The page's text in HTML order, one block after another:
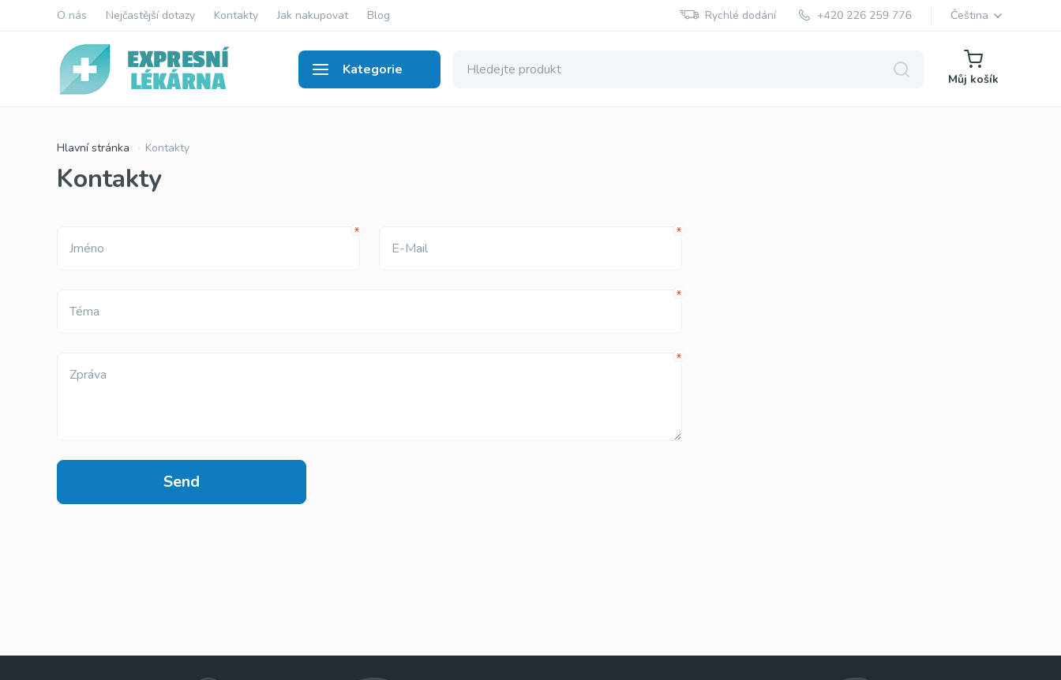
O nás Nejčastější dotazy Kontakty Jak nakupovat Blog Rychlé dodání Čeština
Kategorie
Můj košík
Hlavní stránka Kontakty
Kontakty
Jméno E-Mail
Téma
Zpráva
Send